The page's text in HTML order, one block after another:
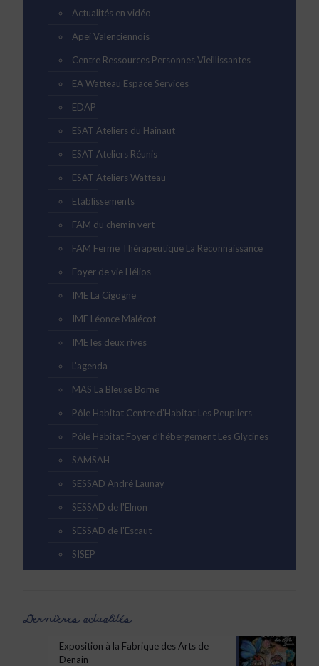
Actualités en vidéo
Apei Valenciennois
Centre Ressources Personnes Vieillissantes
EA Watteau Espace Services
EDAP
ESAT Ateliers du Hainaut
ESAT Ateliers Réunis
ESAT Ateliers Watteau
Etablissements
FAM du chemin vert
FAM Ferme Thérapeutique La Reconnaissance
Foyer de vie Hélios
IME La Cigogne
IME Léonce Malécot
IME les deux rives
L’agenda
MAS La Bleuse Borne
Pôle Habitat Centre d’Habitat Les Peupliers
Pôle Habitat Foyer d’hébergement Les Glycines
SAMSAH
SESSAD André Launay
SESSAD de l'Elnon
SESSAD de l'Escaut
SISEP
Dernières actualités
Exposition à la Fabrique des Arts de
Denain